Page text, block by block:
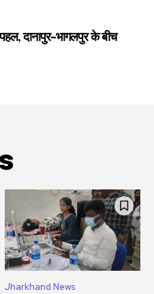
दानापुर-भागलपुर के बीच
Jharkhand News